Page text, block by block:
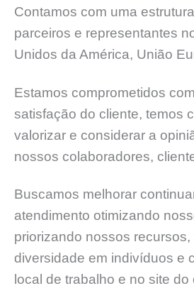
Contamos com uma
parceiros e representantes
Unidos da América, União
Estamos comprometidos
satisfação do cliente, temos
valorizar e considerar a
nossos colaboradores,
Buscamos melhorar
atendimento otimizando
priorizando nossos
diversidade em indivíduos e
local de trabalho e no site do